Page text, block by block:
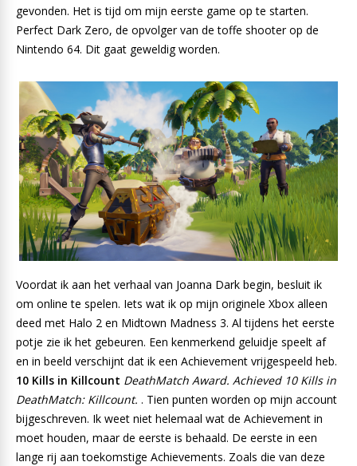
gevonden. Het is tijd om mijn eerste game op te starten.
Perfect Dark Zero, de opvolger van de toffe shooter op de
Nintendo 64. Dit gaat geweldig worden.
Voordat ik aan het verhaal van Joanna Dark begin, besluit ik
om online te spelen. Iets wat ik op mijn originele Xbox alleen
deed met Halo 2 en Midtown Madness 3. Al tijdens het eerste
potje zie ik het gebeuren. Een kenmerkend geluidje speelt af
en in beeld verschijnt dat ik een Achievement vrijgespeeld heb.
10 Kills in Killcount DeathMatch Award. Achieved 10 Kills in
DeathMatch: Killcount. . Tien punten worden op mijn account
bijgeschreven. Ik weet niet helemaal wat de Achievement in
moet houden, maar de eerste is behaald. De eerste in een
lange rij aan toekomstige Achievements. Zoals die van deze